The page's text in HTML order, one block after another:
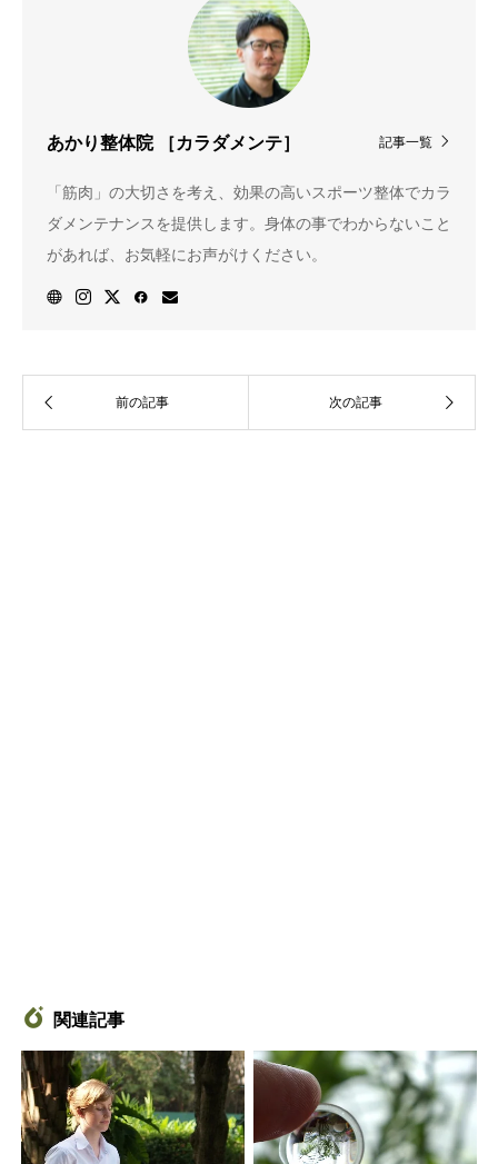
記事一覧
あかり整体院 ［カラダメンテ］
「筋肉」の大切さを考え、効果の高いスポーツ整体でカラ
ダメンテナンスを提供します。身体の事でわからないこと
があれば、お気軽にお声がけください。
関連記事